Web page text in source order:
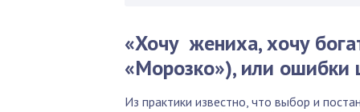
«Хочу жениха, хочу
«Морозко»), или ошибки
Из практики известно, что выбор и